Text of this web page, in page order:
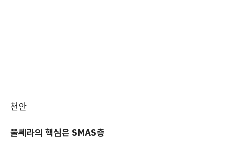
천안
울쎄라의 핵심은 SMAS층